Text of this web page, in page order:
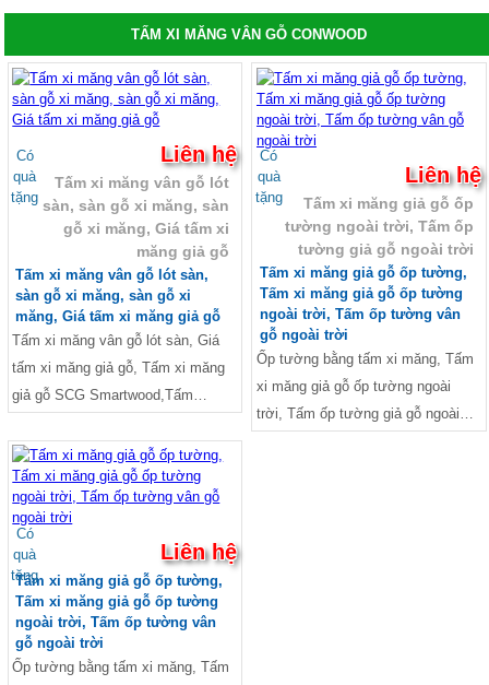
TẤM XI MĂNG VÂN GỖ CONWOOD
Có
quà
tặng
Liên hệ
Tấm xi măng vân gỗ lót
sàn, sàn gỗ xi măng, sàn
gỗ xi măng, Giá tấm xi
măng giả gỗ
Tấm xi măng vân gỗ lót sàn,
sàn gỗ xi măng, sàn gỗ xi
măng, Giá tấm xi măng giả gỗ
Tấm xi măng vân gỗ lót sàn, Giá
tấm xi măng giả gỗ, Tấm xi măng
giả gỗ SCG Smartwood,Tấm
gỗ xi măng, trần xi măng giả gỗ,
tấm xi măng giả gỗ ốp tường, Giả
gỗ xi măng, Sàn gỗ xi măng, Tấm
xi măng vân gỗ, Vật liệu giả gỗ, Xi
măng giả gỗ, Tấm xi măng giả gỗ
lót sàn, Tấm xi măng giả gỗ
Conwood, Giá Conwood Thái Lan,
Tấm xi măng vân gỗ DURAwood,
Hàng rào xi măng giả gỗ, Hàng rào
Có
quà
tặng
Liên hệ
Tấm xi măng giả gỗ ốp
tường ngoài trời, Tấm ốp
tường giả gỗ ngoài trời
Tấm xi măng giả gỗ ốp tường,
Tấm xi măng giả gỗ ốp tường
ngoài trời, Tấm ốp tường vân
gỗ ngoài trời
Ốp tường bằng tấm xi măng, Tấm
xi măng giả gỗ ốp tường ngoài
trời, Tấm ốp tường giả gỗ ngoài
Có
quà
tặng
Liên hệ
Tấm xi măng giả gỗ ốp tường,
Tấm xi măng giả gỗ ốp tường
ngoài trời, Tấm ốp tường vân
gỗ ngoài trời
Ốp tường bằng tấm xi măng, Tấm